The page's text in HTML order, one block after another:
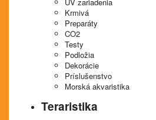
Krmivá
Preparáty
CO2
Testy
Podložia
Dekorácie
Príslušenstvo
Morská akvaristika
Teraristika